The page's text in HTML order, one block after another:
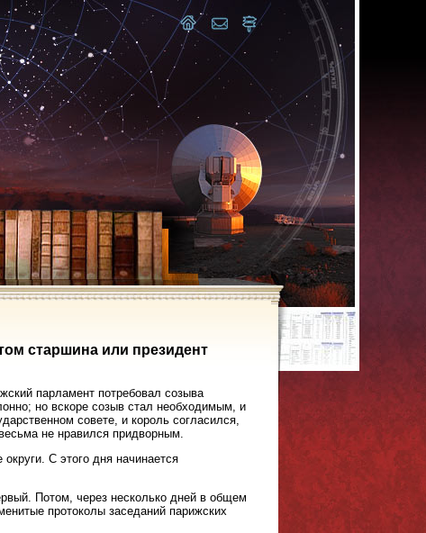
старшина или президент
парламент потребовал созыва
но вскоре созыв стал необходимым, и
совете, и король согласился,
не нравился придворным.
С этого дня начинается
Потом, через несколько дней в общем
протоколы заседаний парижских